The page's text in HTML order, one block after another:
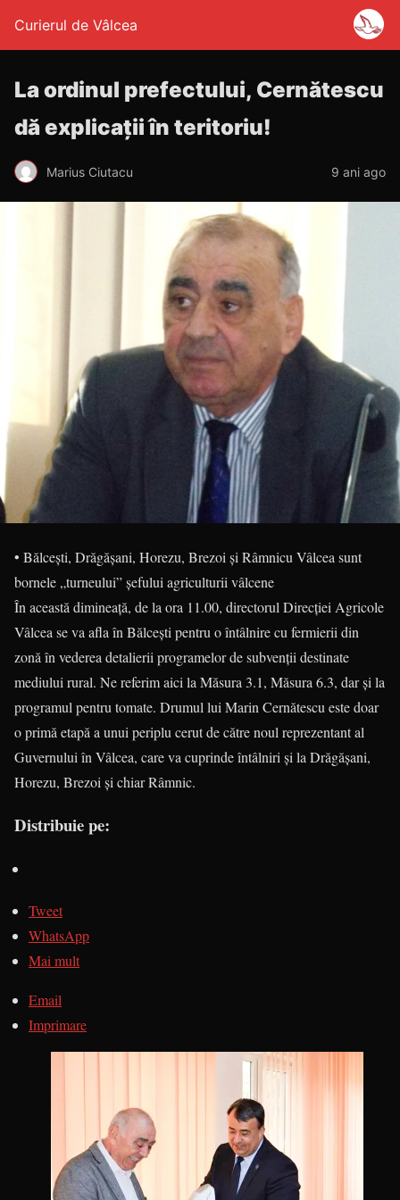
Curierul de Vâlcea
La ordinul prefectului, Cernătescu
dă explicații în teritoriu!
Marius Ciutacu 9 ani ago
• Bălcești, Drăgășani, Horezu, Brezoi și Râmnicu Vâlcea sunt
bornele „turneului” șefului agriculturii vâlcene
În această dimineață, de la ora 11.00, directorul Direcției Agricole
Vâlcea se va afla în Bălcești pentru o întâlnire cu fermierii din
zonă în vederea detalierii programelor de subvenții destinate
mediului rural. Ne referim aici la Măsura 3.1, Măsura 6.3, dar și la
programul pentru tomate. Drumul lui Marin Cernătescu este doar
o primă etapă a unui periplu cerut de către noul reprezentant al
Guvernului în Vâlcea, care va cuprinde întâlniri și la Drăgășani,
Horezu, Brezoi și chiar Râmnic.
Distribuie pe:
Tweet
WhatsApp
Mai mult
Email
Imprimare